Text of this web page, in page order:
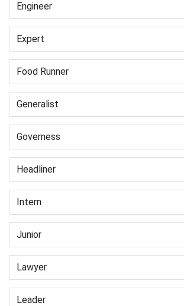
Engineer
Expert
Food Runner
Generalist
Governess
Headliner
Intern
Junior
Lawyer
Leader